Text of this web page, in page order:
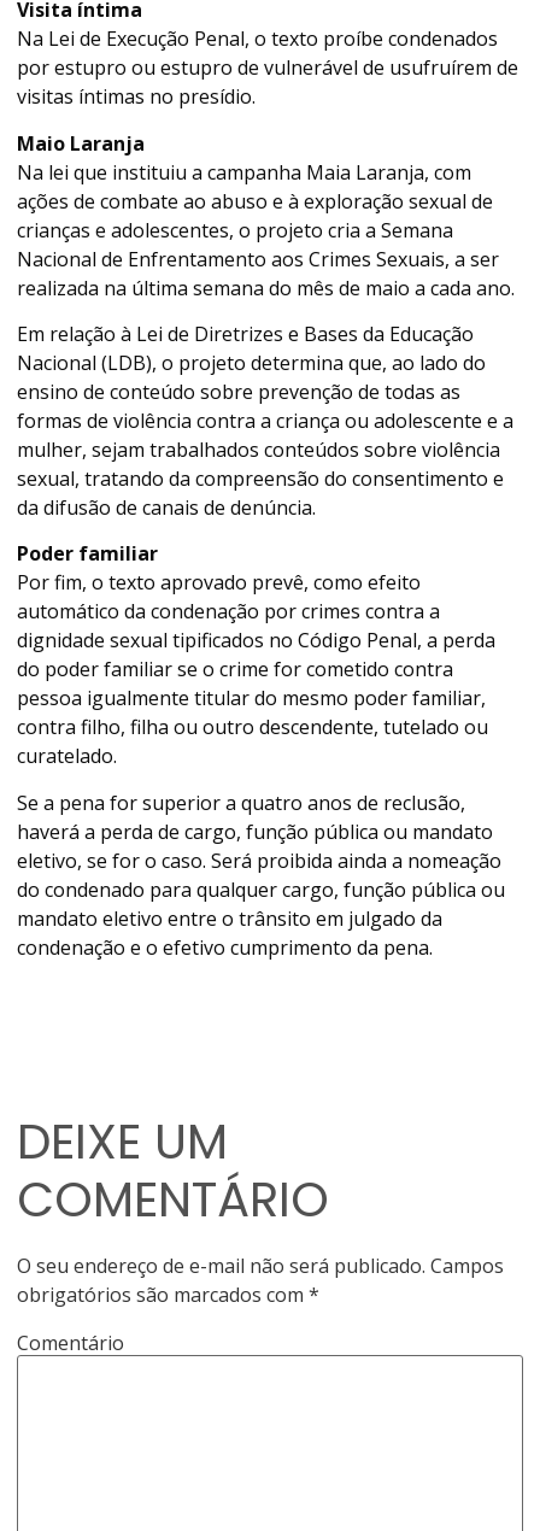
Visita íntima
Na Lei de Execução Penal, o texto proíbe condenados
por estupro ou estupro de vulnerável de usufruírem de
visitas íntimas no presídio.
Maio Laranja
Na lei que instituiu a campanha Maia Laranja, com
ações de combate ao abuso e à exploração sexual de
crianças e adolescentes, o projeto cria a Semana
Nacional de Enfrentamento aos Crimes Sexuais, a ser
realizada na última semana do mês de maio a cada ano.
Em relação à Lei de Diretrizes e Bases da Educação
Nacional (LDB), o projeto determina que, ao lado do
ensino de conteúdo sobre prevenção de todas as
formas de violência contra a criança ou adolescente e a
mulher, sejam trabalhados conteúdos sobre violência
sexual, tratando da compreensão do consentimento e
da difusão de canais de denúncia.
Poder familiar
Por fim, o texto aprovado prevê, como efeito
automático da condenação por crimes contra a
dignidade sexual tipificados no Código Penal, a perda
do poder familiar se o crime for cometido contra
pessoa igualmente titular do mesmo poder familiar,
contra filho, filha ou outro descendente, tutelado ou
curatelado.
Se a pena for superior a quatro anos de reclusão,
haverá a perda de cargo, função pública ou mandato
eletivo, se for o caso. Será proibida ainda a nomeação
do condenado para qualquer cargo, função pública ou
mandato eletivo entre otrânsito em julgado da
condenação e o efetivo cumprimento da pena.
DEIXE UM
COMENTÁRIO
O seu endereço de e-mail não será publicado. Campos
obrigatórios são marcados com*
Comentário